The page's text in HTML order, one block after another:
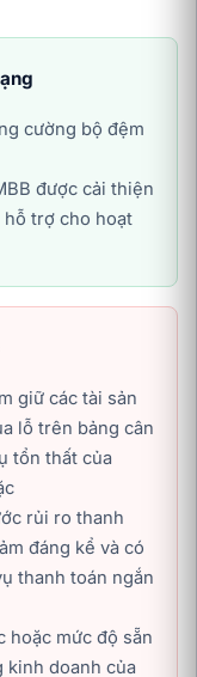
cường bộ đệm
được cải thiện
hỗ trợ cho hoạt
giữ các tài sản
lỗ trên bảng cân
tổn thất của
rủi ro thanh
đáng kể và có
thanh toán ngắn
hoặc mức độ sẵn
kinh doanh của